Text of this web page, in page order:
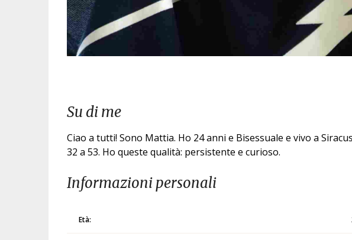
Su di me
Ciao a tutti! Sono Mattia. Ho 24 anni e Bisessuale e vivo a
32 a 53. Ho queste qualità: persistente e curioso.
Informazioni personali
Età: